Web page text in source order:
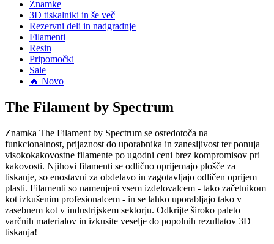
Znamke
3D tiskalniki in še več
Rezervni deli in nadgradnje
Filamenti
Resin
Pripomočki
Sale
🔥 Novo
The Filament by Spectrum
Znamka The Filament by Spectrum se osredotoča na
funkcionalnost, prijaznost do uporabnika in zanesljivost ter ponuja
visokokakovostne filamente po ugodni ceni brez kompromisov pri
kakovosti. Njihovi filamenti se odlično oprijemajo plošče za
tiskanje, so enostavni za obdelavo in zagotavljajo odličen oprijem
plasti. Filamenti so namenjeni vsem izdelovalcem - tako začetnikom
kot izkušenim profesionalcem - in se lahko uporabljajo tako v
zasebnem kot v industrijskem sektorju. Odkrijte široko paleto
varčnih materialov in izkusite veselje do popolnih rezultatov 3D
tiskanja!